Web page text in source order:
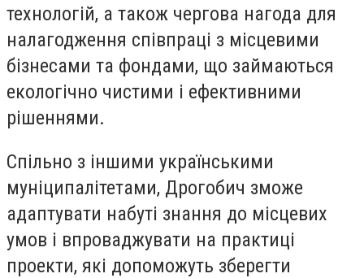
технологій, а також чергова нагода для
налагодження співпраці з місцевими
бізнесами та фондами, що займаються
екологічно чистими і ефективними
рішеннями.
Спільно з іншими українськими
муніципалітетами, Дрогобич зможе
адаптувати набуті знання до місцевих
умов і впроваджувати на практиці
проекти, які допоможуть зберегти